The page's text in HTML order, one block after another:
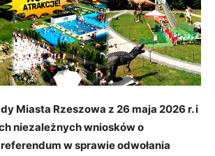
Miasta Rzeszowa z 26 maja 2026 r. i
niezależnych wniosków o
w sprawie odwołania